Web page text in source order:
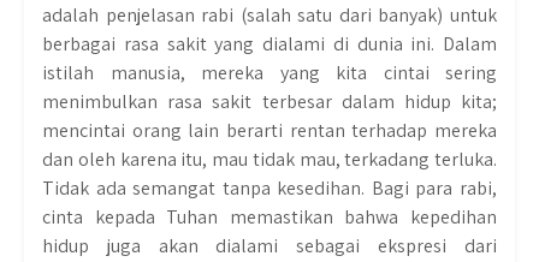
adalah penjelasan rabi (salah satu dari banyak) untuk
berbagai rasa sakit yang dialami di dunia ini. Dalam
istilah manusia, mereka yang kita cintai sering
menimbulkan rasa sakit terbesar dalam hidup kita;
mencintai orang lain berarti rentan terhadap mereka
dan oleh karena itu, mau tidak mau, terkadang terluka.
Tidak ada semangat tanpa kesedihan. Bagi para rabi,
cinta kepada Tuhan memastikan bahwa kepedihan
hidup juga akan dialami sebagai ekspresi dari